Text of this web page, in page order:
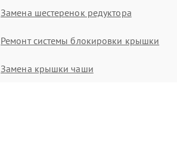
Замена шестеренок редуктора
Ремонт системы блокировки крышки
Замена крышки чаши